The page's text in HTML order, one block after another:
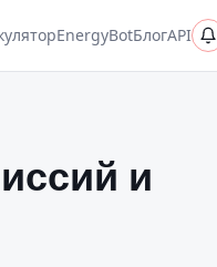
EnergyBotБлогAPI
и